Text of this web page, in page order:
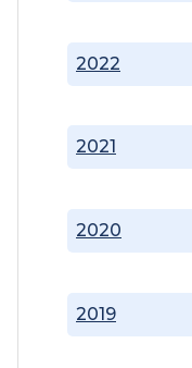
2019
2020
2021
2022